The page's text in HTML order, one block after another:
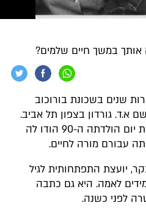
אותך במשך חיים שלמים?
שנים בשכונת בורוכוב
א.ד. גורדון בצפון תל אביב.
לאורך השנים ובמיוחד לקראת יום הולדתה ה-90 הודו לה
עבורם מורה לחיים.
יועצת התפתחותית לגיל
לאמה. היא גם כתבה
לפני כשנה.